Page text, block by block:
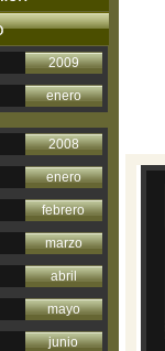
2009
enero
2008
enero
febrero
marzo
abril
mayo
junio